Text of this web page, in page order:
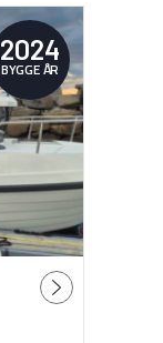
2024
BYGGE ÅR